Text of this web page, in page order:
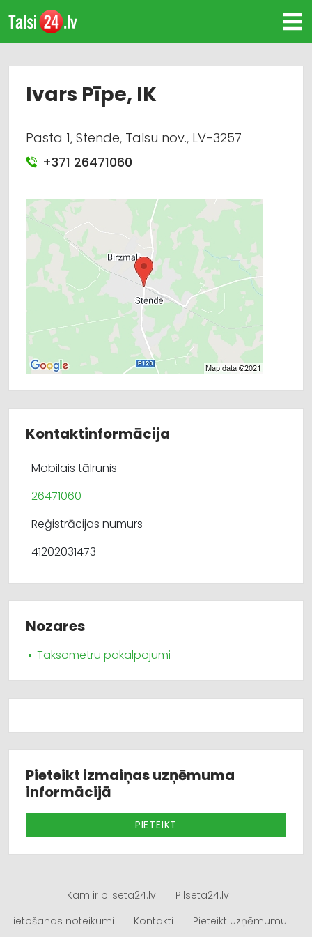
Ivars Pīpe, IK
Pasta 1, Stende, Talsu nov., LV-3257
+371 26471060
Kontaktinformācija
Mobilais tālrunis
26471060
Reģistrācijas numurs
41202031473
Nozares
Taksometru pakalpojumi
Pieteikt izmaiņas uzņēmuma
informācijā
PIETEIKT
Kam ir pilseta24.lv
Pilseta24.lv
Lietošanas noteikumi
Kontakti Pieteikt uzņēmumu